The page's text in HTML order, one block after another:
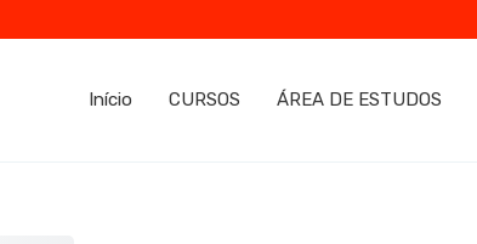
Início CURSOS ÁREA DE ESTUDOS